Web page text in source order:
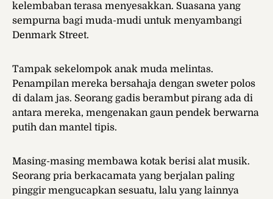
kelembaban terasa menyesakkan. Suasana yang
sempurna bagi muda-mudi untuk menyambangi
Denmark Street.
Tampak sekelompok anak muda melintas.
Penampilan mereka bersahaja dengan sweter polos
di dalam jas. Seorang gadis berambut pirang ada di
antara mereka, mengenakan gaun pendek berwarna
putih dan mantel tipis.
Masing-masing membawa kotak berisi alat musik.
Seorang pria berkacamata yang berjalan paling
pinggir mengucapkan sesuatu, lalu yang lainnya